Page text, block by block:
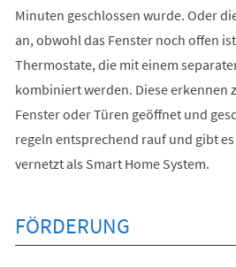
Minuten geschlossen wurde. Oder
an, obwohl das Fenster noch offen
Thermostate, die mit einem
kombiniert werden. Diese erkennen
Fenster oder Türen geöffnet und
regeln entsprechend rauf und gibt
vernetzt als Smart Home System.
FÖRDERUNG